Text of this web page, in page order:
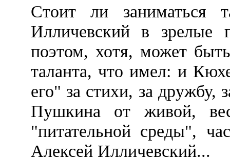
Стоит ли заниматься
Илличевский в зрелые
поэтом, хотя, может
таланта, что имел: и
его" за стихи, за дружбу,
Пушкина от живой,
"питательной среды",
Алексей Илличевский...